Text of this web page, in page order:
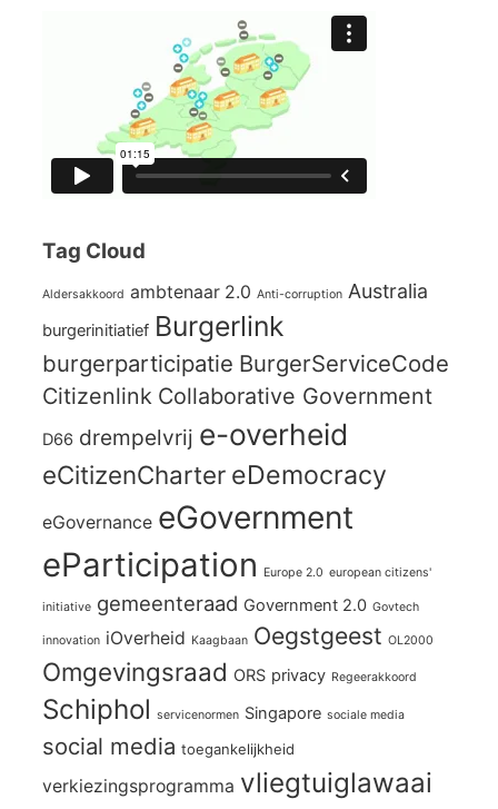
Tag Cloud
Aldersakkoord ambtenaar 2.0 Anti-corruption Australia
burgerinitiatief Burgerlink
burgerparticipatie BurgerServiceCode
Citizenlink Collaborative Government
D66 drempelvrij e-overheid
eCitizenCharter eDemocracy
eGovernance eGovernment
eParticipation Europe 2.0 european citizens'
initiative gemeenteraad Government 2.0 Govtech
innovation iOverheid Kaagbaan Oegstgeest OL2000
Omgevingsraad ORS privacy Regeerakkoord
Schiphol servicenormen Singapore sociale media
social media toegankelijkheid
verkiezingsprogramma vliegtuiglawaai